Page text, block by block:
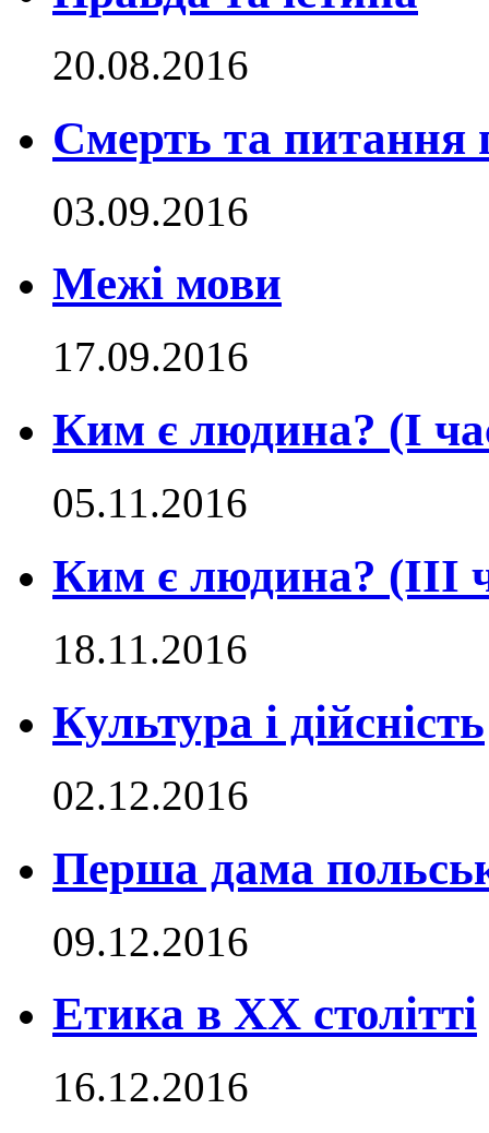
20.08.2016
Смерть та питання
03.09.2016
Межі мови
17.09.2016
Ким є людина? (І
05.11.2016
Ким є людина? (ІII
18.11.2016
Культура і дійсність
02.12.2016
Перша дама
09.12.2016
Етика в ХХ столітті
16.12.2016